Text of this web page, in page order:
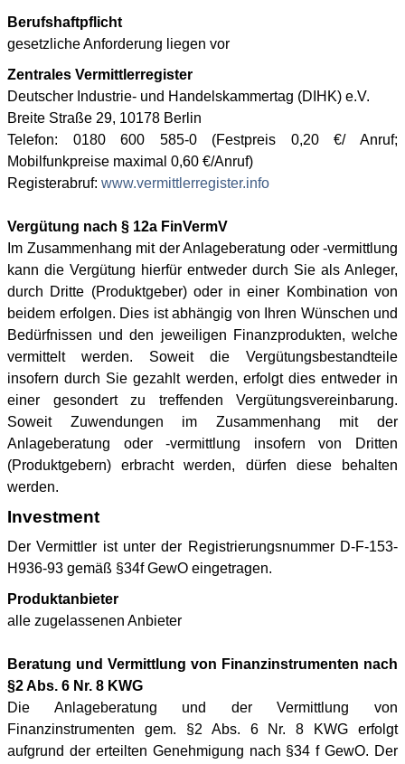
Berufshaftpflicht
gesetzliche Anforderung liegen vor
Zentrales Vermittlerregister
Deutscher Industrie- und Handelskammertag (DIHK) e.V.
Breite Straße 29, 10178 Berlin
Telefon: 0180 600 585-0 (Festpreis 0,20 €/ Anruf;
Mobilfunkpreise maximal 0,60 €/Anruf)
Registerabruf: www.vermittlerregister.info
Vergütung nach § 12a FinVermV
Im Zusammenhang mit der Anlageberatung oder -vermittlung
kann die Vergütung hierfür entweder durch Sie als Anleger,
durch Dritte (Produktgeber) oder in einer Kombination von
beidem erfolgen. Dies ist abhängig von Ihren Wünschen und
Bedürfnissen und den jeweiligen Finanzprodukten, welche
vermittelt werden. Soweit die Vergütungsbestandteile
insofern durch Sie gezahlt werden, erfolgt dies entweder in
einer gesondert zu treffenden Vergütungsvereinbarung.
Soweit Zuwendungen im Zusammenhang mit der
Anlageberatung oder -vermittlung insofern von Dritten
(Produktgebern) erbracht werden, dürfen diese behalten
werden.
Investment
Der Vermittler ist unter der Registrierungsnummer D-F-153-
H936-93 gemäß §34f GewO eingetragen.
Produktanbieter
alle zugelassenen Anbieter
Beratung und Vermittlung von Finanzinstrumenten nach
§2 Abs. 6 Nr. 8 KWG
Die Anlageberatung und der Vermittlung von
Finanzinstrumenten gem. §2 Abs. 6 Nr. 8 KWG erfolgt
aufgrund der erteilten Genehmigung nach §34 f GewO. Der